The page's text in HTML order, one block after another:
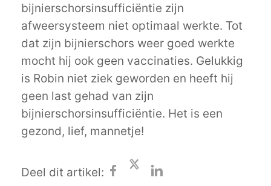
bijnierschorsinsufficiëntie zijn
afweersysteem niet optimaal werkte. Tot
dat zijn bijnierschors weer goed werkte
mocht hij ook geen vaccinaties. Gelukkig
is Robin niet ziek geworden en heeft hij
geen last gehad van zijn
bijnierschorsinsufficiëntie. Het is een
gezond, lief, mannetje!
Deel dit artikel: